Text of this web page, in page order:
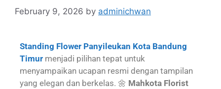
February 9, 2026 by adminichwan
Standing Flower Panyileukan Kota Bandung
Timur menjadi pilihan tepat untuk
menyampaikan ucapan resmi dengan tampilan
yang elegan dan berkelas. 🌼 Mahkota Florist